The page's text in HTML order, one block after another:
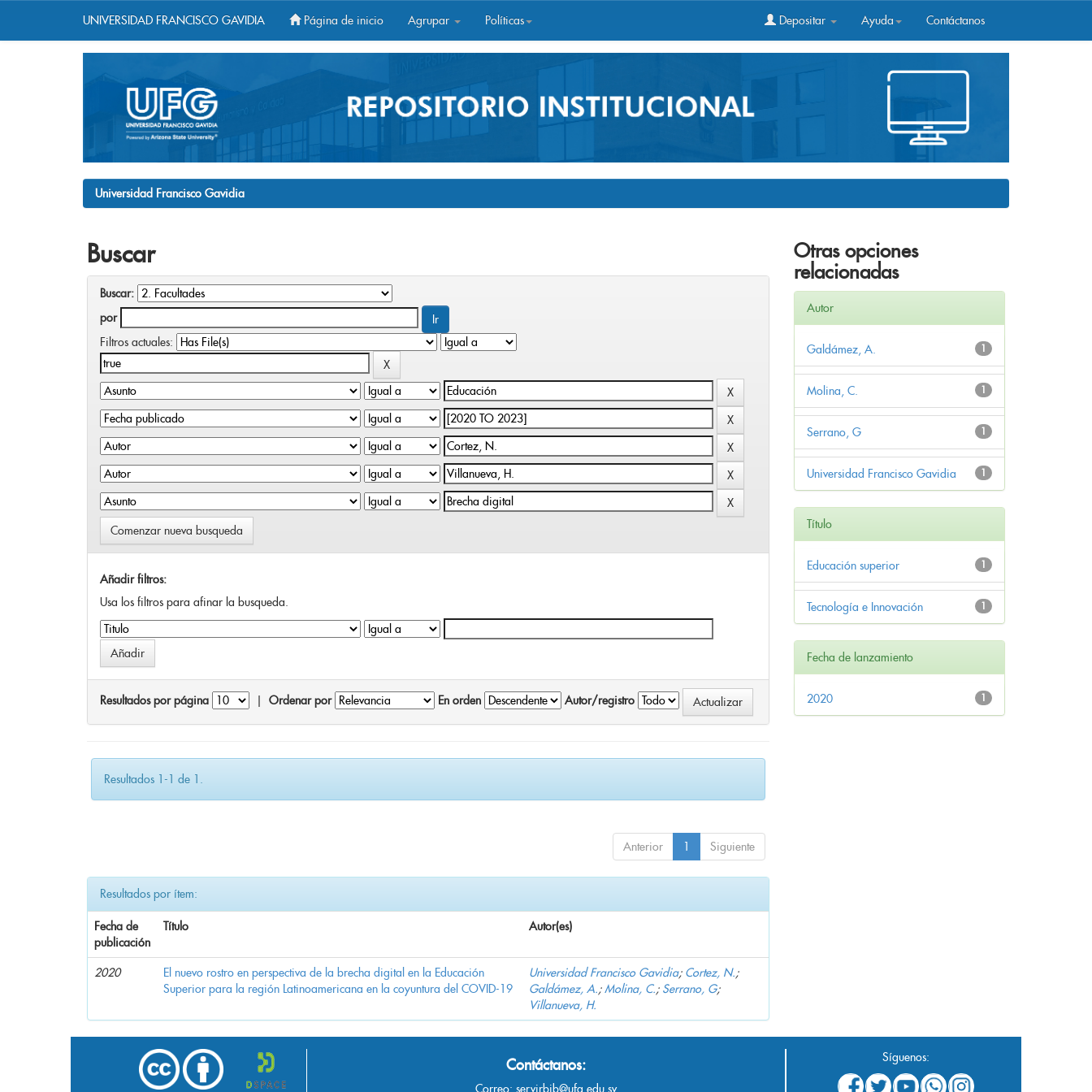
UNIVERSIDAD FRANCISCO GAVIDIA Página de inicio Agrupar Políticas Depositar Ayuda Contáctanos
Universidad Francisco Gavidia
Buscar
Buscar:
por
Filtros actuales:
Comenzar nueva busqueda
Añadir filtros:
Usa los filtros para afinar la busqueda.
Resultados por página Ordenar por En orden Autor/registro
Resultados 1-1 de 1.
Anterior 1 Siguiente
Resultados por ítem:
Fecha de
publicación
Título Autor(es)
2020
El nuevo rostro en perspectiva de la brecha digital en la Educación
Superior para la región Latinoamericana en la coyuntura del COVID-19
Universidad Francisco Gavidia; Cortez, N.;
Galdámez, A.;Molina, C.; Serrano, G;
Villanueva, H.
Otras opciones
relacionadas
Autor
1
Galdámez, A.
1
Molina, C.
1
Serrano, G
1
Universidad Francisco Gavidia
Título
1
Educación superior
1
Tecnología e Innovación
Fecha de lanzamiento
1
2020
Contáctanos:
Correo: servirbib@ufg.edu.sv
Síguenos: